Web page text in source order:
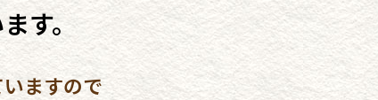
す。
ますので